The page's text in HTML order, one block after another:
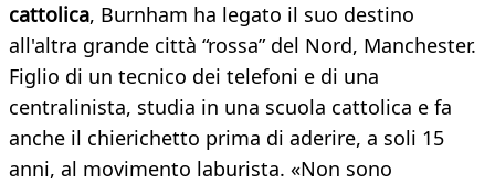
cattolica, Burnham ha legato il suo destino
all'altra grande città “rossa” del Nord, Manchester.
Figlio di un tecnico dei telefoni e di una
centralinista, studia in una scuola cattolica e fa
anche il chierichetto prima di aderire, a soli 15
anni, al movimento laburista. «Non sono